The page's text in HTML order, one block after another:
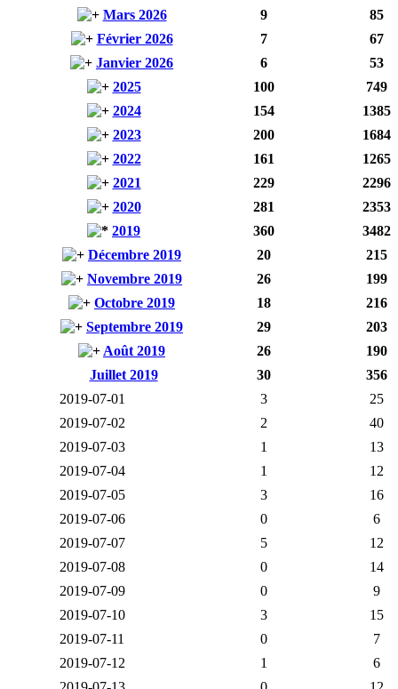
Mars 2026
9
85
Février 2026
7
67
Janvier 2026
6
53
2025
100
749
2024
154
1385
2023
200
1684
2022
161
1265
2021
229
2296
2020
281
2353
2019
360
3482
Décembre 2019
20
215
Novembre 2019
26
199
Octobre 2019
18
216
Septembre 2019
29
203
Août 2019
26
190
Juillet 2019
30
356
2019-07-01
3
25
2019-07-02
2
40
2019-07-03
1
13
2019-07-04
1
12
2019-07-05
3
16
2019-07-06
0
6
2019-07-07
5
12
2019-07-08
0
14
2019-07-09
0
9
2019-07-10
3
15
2019-07-11
0
7
2019-07-12
1
6